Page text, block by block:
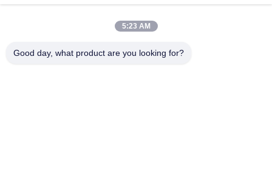
info@gdpowerplus.com
5:23 AM
Good day, what product are you looking for?